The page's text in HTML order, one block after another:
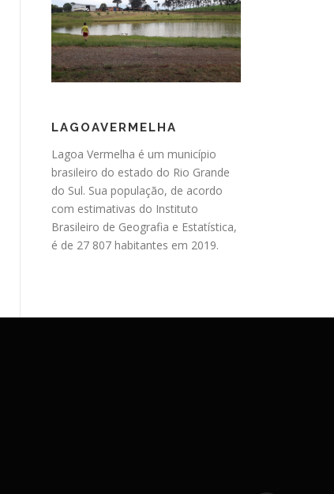
LAGOAVERMELHA
Lagoa Vermelha é um município
brasileiro do estado do Rio Grande
do Sul. Sua população, de acordo
com estimativas do Instituto
Brasileiro de Geografia e Estatística,
é de 27 807 habitantes em 2019.